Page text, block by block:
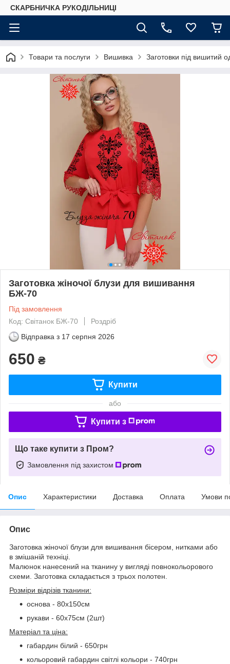
СКАРБНИЧКА РУКОДІЛЬНИЦІ
Товари та послуги Вишивка Заготовки під вишитий
Заготовка жіночої блузи для вишивання
БЖ-70
Під замовлення
Код: Світанок БЖ-70
Роздріб
Відправка з 17 серпня 2026
650 ₴
Купити
або
Купити з
Що таке купити з Пром?
Замовлення під захистом
Опис Характеристики Доставка Оплата Умови
Опис
Заготовка жіночої блузи для вишивання бісером, нитками або
в змішаній техніці.
Малюнок нанесений на тканину у вигляді повнокольорового
схеми. Заготовка складається з трьох полотен.
Розміри відрізів тканини:
основа - 80х150см
рукави - 60х75см (2шт)
Матеріал та ціна:
габардин білий - 650грн
кольоровий габардин світлі кольори - 740грн